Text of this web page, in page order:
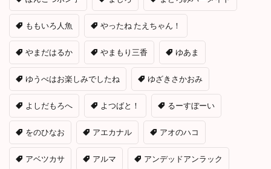
ももいろ人魚 やったね たえちゃん！
やまだはるか やまもり三香 ゆあま
ゆうべはお楽しみでしたね ゆざきさかおみ
よしだもろへ よつばと！ るーすぼーい
をのひなお アエカナル アオのハコ
アベツカサ アルマ アンデッドアンラック